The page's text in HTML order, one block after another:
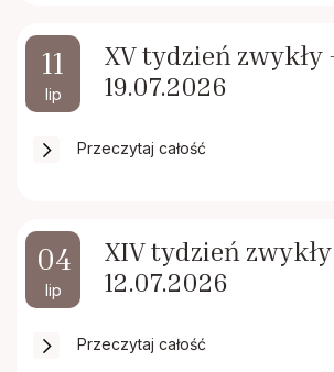
11
lip
XV tydzień zwykły
19.07.2026
Przeczytaj całość
04
lip
XIV tydzień
12.07.2026
Przeczytaj całość